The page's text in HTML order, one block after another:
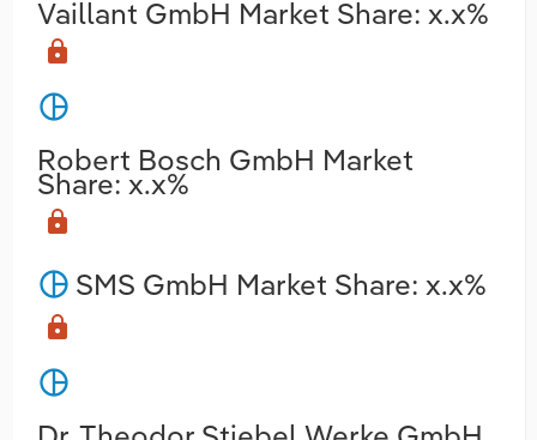
Vaillant GmbH Market Share: x.x%
lock
pie_chart
Robert Bosch GmbH Market
Share: x.x%
lock
pie_chart SMS GmbH Market Share: x.x%
lock
pie_chart